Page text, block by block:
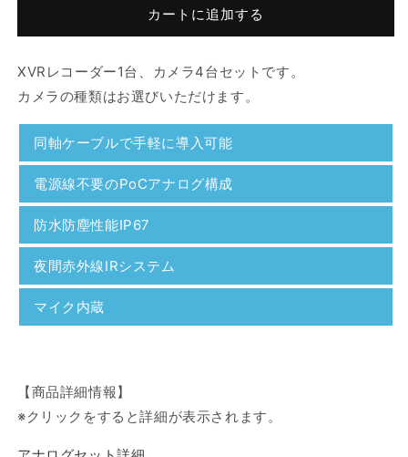
メ
ラ
セ
ッ
ト
の
数
量
を
減
ら
メ
ラ
セ
ッ
の
数
量
を
や
カートに追加する
XVRレコーダー1台、カメラ4台セットです。
カメラの種類はお選びいただけます。
同軸ケーブルで手軽に導入可能
電源線不要のPoCアナログ構成
防水防塵性能IP67
夜間赤外線IRシステム
マイク内蔵
【商品詳細情報】
※クリックをすると詳細が表示されます。